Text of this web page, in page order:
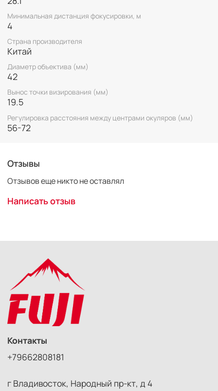
хорошее поле зрения даже для тех, кто носит очки.
Поворотно-выдвижные резиновые наглазники
с фиксируемыми положениями облегчают правильное
Сверхлегкая конструкция
Водонепроницаемость (до глубины 1 м в течение
10 минут), заполнение азотом для защиты от
запотевания
Резиновое покрытие обеспечивает защиту от ударов
и надежный, удобный захват.
Все линзы и призмы изготовлены из экологичного
Минимальная дистанция фокусировки, м
4
Страна производителя
Китай
Диаметр объектива (мм)
42
Вынос точки визирования (мм)
19.5
Регулировка расстояния между центрами окуляров (мм)
56-72
Отзывы
Отзывов еще никто не оставлял
Написать отзыв
Контакты
+79662808181
г Владивосток, Народный пр-кт, д 4